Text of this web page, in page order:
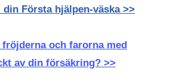
Första hjälpen-väska >>
och farorna med
av din försäkring? >>